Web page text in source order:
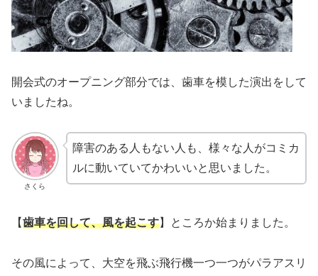
開会式のオープニング部分では、歯車を模した演出をして
いましたね。
さくら
障害のある人もない人も、様々な人がコミカ
ルに動いていてかわいいと思いました。
【歯車を回して、風を起こす】ところか始まりました。
その風によって、大空を飛ぶ飛行機一つ一つがパラアスリ